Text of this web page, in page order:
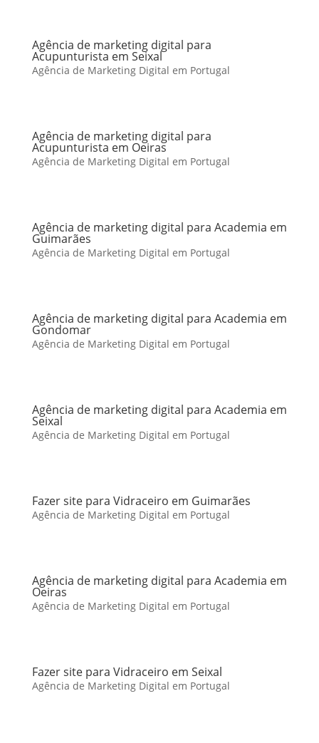
Agência de marketing digital para
Acupunturista em Seixal
Agência de Marketing Digital em Portugal
Agência de marketing digital para
Acupunturista em Oeiras
Agência de Marketing Digital em Portugal
Agência de marketing digital para Academia em
Guimarães
Agência de Marketing Digital em Portugal
Agência de marketing digital para Academia em
Gondomar
Agência de Marketing Digital em Portugal
Agência de marketing digital para Academia em
Seixal
Agência de Marketing Digital em Portugal
Fazer site para Vidraceiro em Guimarães
Agência de Marketing Digital em Portugal
Agência de marketing digital para Academia em
Oeiras
Agência de Marketing Digital em Portugal
Fazer site para Vidraceiro em Seixal
Agência de Marketing Digital em Portugal